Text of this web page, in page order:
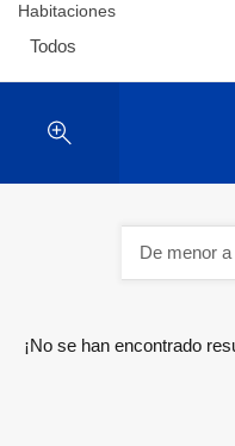
Habitaciones
Todos
De menor
¡No se han encontrado